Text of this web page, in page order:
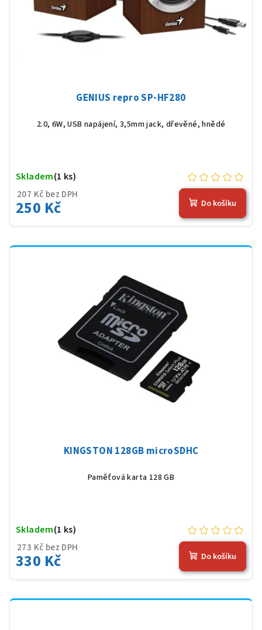
GENIUS repro SP-HF280
2.0, 6W, USB napájení, 3,5mm jack, dřevěné, hnědé
207 Kč bez DPH
250 Kč
Skladem(1 ks)
Do košíku
KINGSTON 128GB microSDHC
Paměťová karta 128 GB
273 Kč bez DPH
330 Kč
Skladem(1 ks)
Do košíku